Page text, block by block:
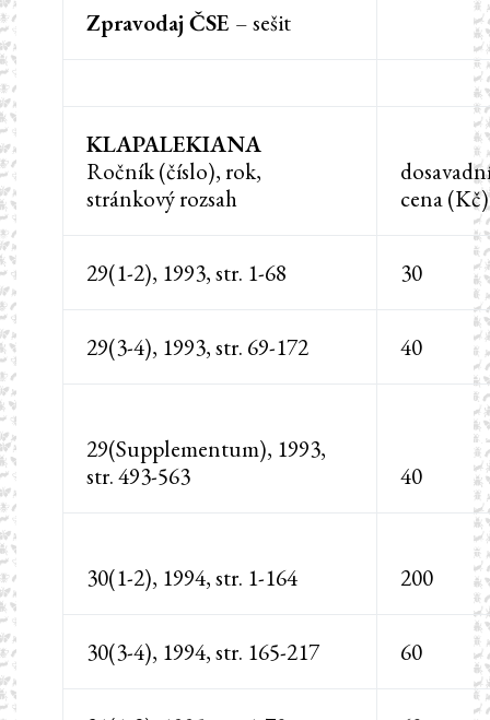
Zpravodaj ČSE – sešit
KLAPALEKIANA
Ročník (číslo), rok,
stránkový rozsah
cena (Kč)
29(1-2), 1993, str. 1-68 30
29(3-4), 1993, str. 69-172 40
29(Supplementum), 1993,
str. 493-563
40
30(1-2), 1994, str. 1-164 200
30(3-4), 1994, str. 165-217 60